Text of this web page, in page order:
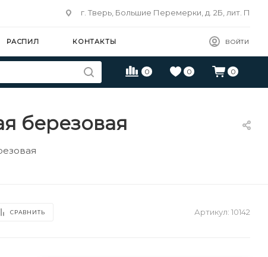
г. Тверь, Большие Перемерки, д. 2Б, лит. П
ВОЙТИ
РАСПИЛ КОНТАКТЫ
0 0 0
березовая
СРАВНИТЬ Артикул: 10142